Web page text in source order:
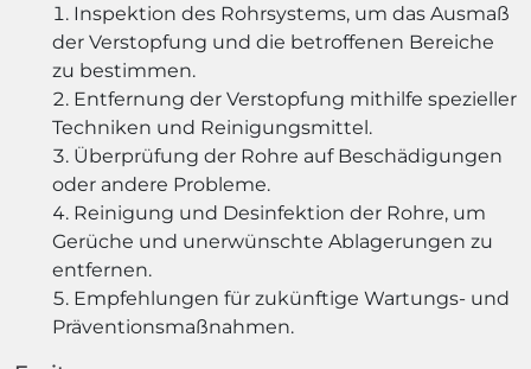
Inspektion des Rohrsystems, um das Ausmaß
der Verstopfung und die betroffenen Bereiche
zu bestimmen.
Entfernung der Verstopfung mithilfe spezieller
Techniken und Reinigungsmittel.
Überprüfung der Rohre auf Beschädigungen
oder andere Probleme.
Reinigung und Desinfektion der Rohre, um
Gerüche und unerwünschte Ablagerungen zu
entfernen.
Empfehlungen für zukünftige Wartungs- und
Präventionsmaßnahmen.